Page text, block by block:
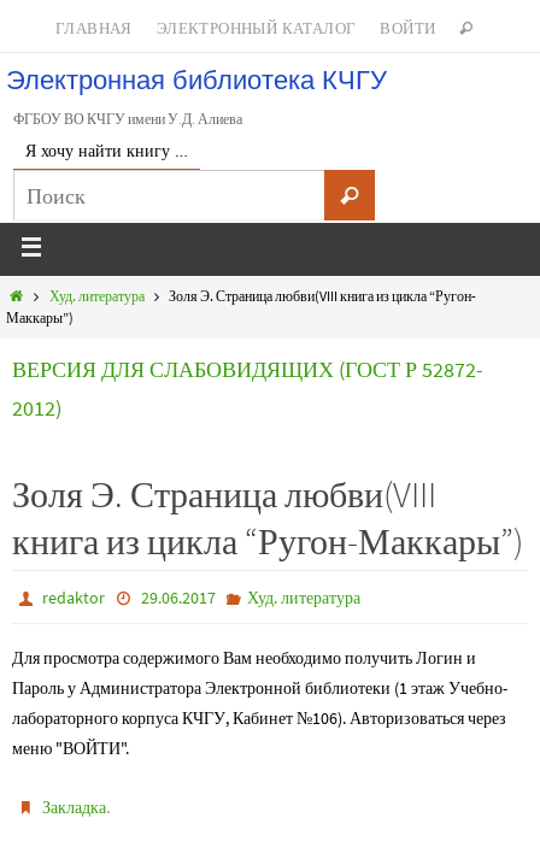
ГЛАВНАЯ ЭЛЕКТРОННЫЙ КАТАЛОГ ВОЙТИ
Электронная библиотека КЧГУ
ФГБОУ ВО КЧГУ имени У.Д. Алиева
Я хочу найти книгу …
Худ. литература
Золя Э. Страница любви(VIII книга из цикла “Ругон-
Маккары”)
ВЕРСИЯ ДЛЯ СЛАБОВИДЯЩИХ (ГОСТ Р 52872-
2012)
Золя Э. Страница любви(VIII
книга из цикла “Ругон-Маккары”)
redaktor 29.06.2017 Худ. литература
Для просмотра содержимого Вам необходимо получить Логин и
Пароль у Администратора Электронной библиотеки (1 этаж Учебно-
лабораторного корпуса КЧГУ, Кабинет №106). Авторизоваться через
меню "ВОЙТИ".
Закладка.